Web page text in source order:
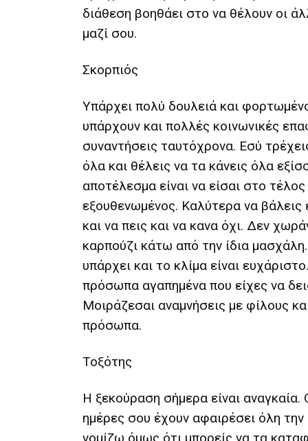
διάθεση βοηθάει στο να θέλουν οι
μαζί σου.
Σκορπιός
Υπάρχει πολύ δουλειά και
υπάρχουν και πολλές κοινωνικές
συναντήσεις ταυτόχρονα. Εσύ
όλα και θέλεις να τα κάνεις όλα
αποτέλεσμα είναι να είσαι στο
εξουθενωμένος. Καλύτερα να βάλεις
και να πεις και να κανα όχι. Δεν
καρπούζι κάτω από την ίδια
υπάρχει και το κλίμα είναι
πρόσωπα αγαπημένα που είχες να
Μοιράζεσαι αναμνήσεις με φίλους
πρόσωπα.
Τοξότης
Η ξεκούραση σήμερα είναι αναγκαία.
ημέρες σου έχουν αφαιρέσει όλη την